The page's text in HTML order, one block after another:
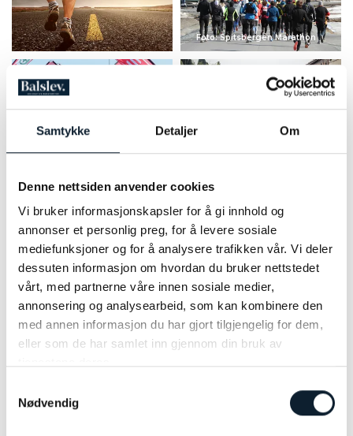
Samtykke Detaljer Om
Denne nettsiden anvender cookies
Vi bruker informasjonskapsler for å gi innhold og
annonser et personlig preg, for å levere sosiale
mediefunksjoner og for å analysere trafikken vår. Vi deler
dessuten informasjon om hvordan du bruker nettstedet
vårt, med partnerne våre innen sosiale medier,
annonsering og analysearbeid, som kan kombinere den
med annen informasjon du har gjort tilgjengelig for dem,
eller som de har samlet inn gjennom din bruk av
Nødvendig
Foto: Spitsbergen Marathon
MARATON / LØP
Oversikt over våre Maraton / Løp i 2025
Er du klar for å teste grensene dine og
oppleve den ultimate utfordringen? Maraton
og løp er mer enn bare en fysisk prestasjon –
det er en personlig reise som setter
Maxpulse kan du delta i noen av verdens mest
spennende maratonløp, enten du er ute etter